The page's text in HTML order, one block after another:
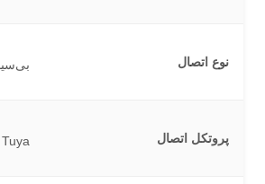
نوع اتصال
پروتکل اتصال